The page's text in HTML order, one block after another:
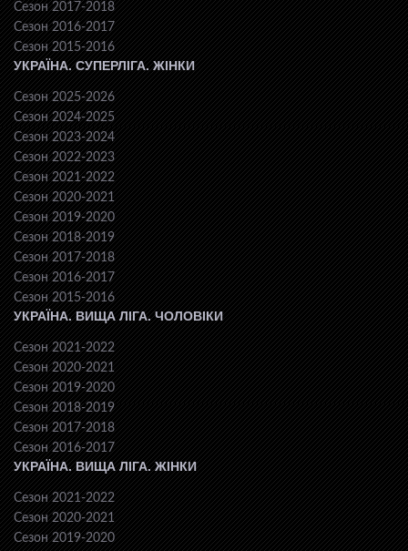
Сезон 2017-2018
Сезон 2016-2017
Сезон 2015-2016
УКРАЇНА. СУПЕРЛІГА. ЖІНКИ
Сезон 2025-2026
Сезон 2024-2025
Сезон 2023-2024
Сезон 2022-2023
Сезон 2021-2022
Сезон 2020-2021
Сезон 2019-2020
Сезон 2018-2019
Сезон 2017-2018
Сезон 2016-2017
Сезон 2015-2016
УКРАЇНА. ВИЩА ЛІГА. ЧОЛОВІКИ
Сезон 2021-2022
Сезон 2020-2021
Сезон 2019-2020
Сезон 2018-2019
Сезон 2017-2018
Сезон 2016-2017
УКРАЇНА. ВИЩА ЛІГА. ЖІНКИ
Сезон 2021-2022
Сезон 2020-2021
Сезон 2019-2020